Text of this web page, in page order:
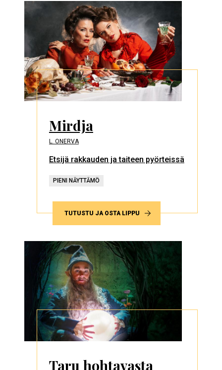
Mirdja
L. ONERVA
Etsijä rakkauden ja taiteen pyörteissä
PIENI NÄYTTÄMÖ
TUTUSTU JA OSTA LIPPU
Taru hohtavasta